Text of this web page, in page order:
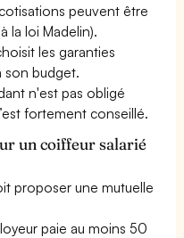
peuvent être
la loi Madelin).
les garanties
son budget.
n'est pas obligé
fortement conseillé.
un coiffeur salarié
proposer une mutuelle
paie au moins 50